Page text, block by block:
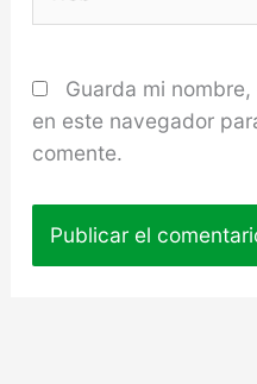
Guarda mi
en este navegador
comente.